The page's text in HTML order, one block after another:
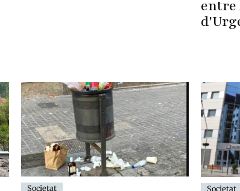
entre
Societat Societat